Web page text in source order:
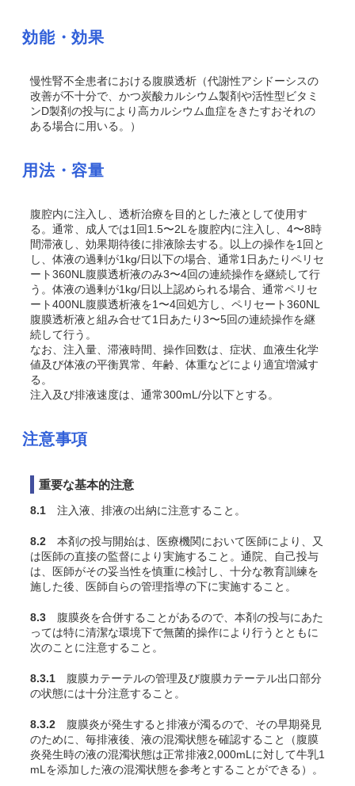
効能・効果
慢性腎不全患者における腹膜透析（代謝性アシドーシスの
改善が不十分で、かつ炭酸カルシウム製剤や活性型ビタミ
ンD製剤の投与により高カルシウム血症をきたすおそれの
ある場合に用いる。）
用法・容量
腹腔内に注入し、透析治療を目的とした液として使用す
る。通常、成人では1回1.5〜2Lを腹腔内に注入し、4〜8時
間滞液し、効果期待後に排液除去する。以上の操作を1回と
し、体液の過剰が1kg/日以下の場合、通常1日あたりペリセ
ート360NL腹膜透析液のみ3〜4回の連続操作を継続して行
う。体液の過剰が1kg/日以上認められる場合、通常ペリセ
ート400NL腹膜透析液を1〜4回処方し、ペリセート360NL
腹膜透析液と組み合せて1日あたり3〜5回の連続操作を継
続して行う。
なお、注入量、滞液時間、操作回数は、症状、血液生化学
値及び体液の平衡異常、年齢、体重などにより適宜増減す
る。
注入及び排液速度は、通常300mL/分以下とする。
注意事項
重要な基本的注意
8.1 注入液、排液の出納に注意すること。
8.2 本剤の投与開始は、医療機関において医師により、又
は医師の直接の監督により実施すること。通院、自己投与
は、医師がその妥当性を慎重に検討し、十分な教育訓練を
施した後、医師自らの管理指導の下に実施すること。
8.3 腹膜炎を合併することがあるので、本剤の投与にあた
っては特に清潔な環境下で無菌的操作により行うとともに
次のことに注意すること。
8.3.1 腹膜カテーテルの管理及び腹膜カテーテル出口部分
の状態には十分注意すること。
8.3.2 腹膜炎が発生すると排液が濁るので、その早期発見
のために、毎排液後、液の混濁状態を確認すること（腹膜
炎発生時の液の混濁状態は正常排液2,000mLに対して牛乳1
mLを添加した液の混濁状態を参考とすることができる）。